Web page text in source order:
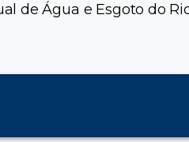
Água e Esgoto do